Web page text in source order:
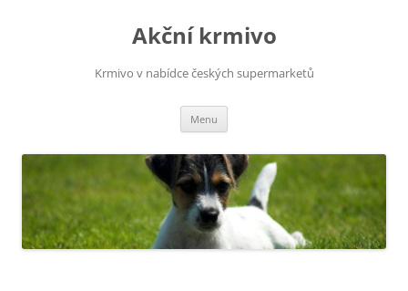
Akční krmivo
Krmivo v nabídce českých supermarketů
Menu